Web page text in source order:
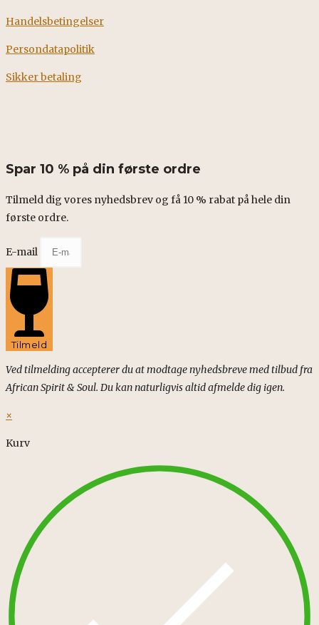
Handelsbetingelser
Persondatapolitik
Sikker betaling
Spar 10 % på din første ordre
Tilmeld dig vores nyhedsbrev og få 10 % rabat på hele din
første ordre.
E-mail
Tilmeld
Ved tilmelding accepterer du at modtage nyhedsbreve med tilbud fra
African Spirit & Soul. Du kan naturligvis altid afmelde dig igen.
×
Kurv